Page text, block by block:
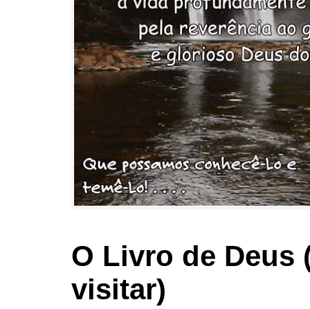
O Livro de Deus
visitar)